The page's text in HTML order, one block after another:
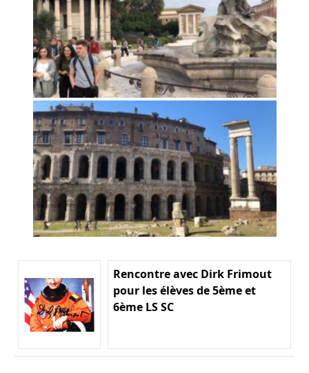
Rencontre avec Dirk Frimout
pour les élèves de 5ème et
6ème LS SC